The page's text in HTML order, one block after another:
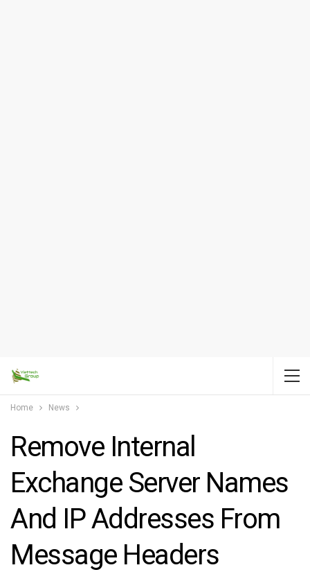
Home News
Remove Internal
Exchange Server Names
And IP Addresses From
Message Headers